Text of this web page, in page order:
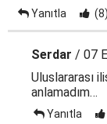
Yanıtla (8)
Serdar / 07
Uluslararası
anlamadım…
Yanıtla